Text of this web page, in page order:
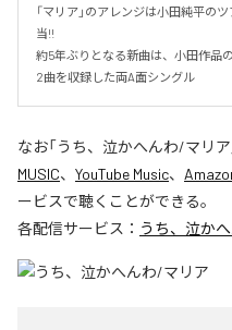
「マリア」のアレンジは小田純平の
当!!
約5年ぶりとなる新曲は、小田作品
2曲を収録した両A面シングル
なお「うち、泣かへんわ/マリア
MUSIC、 YouTube Music、
ービスで聴くことができる。
各配信サービス： うち、泣か